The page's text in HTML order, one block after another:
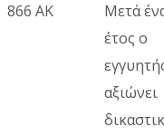
866 ΑΚ
Μετά
έτος ο
αξιώνει